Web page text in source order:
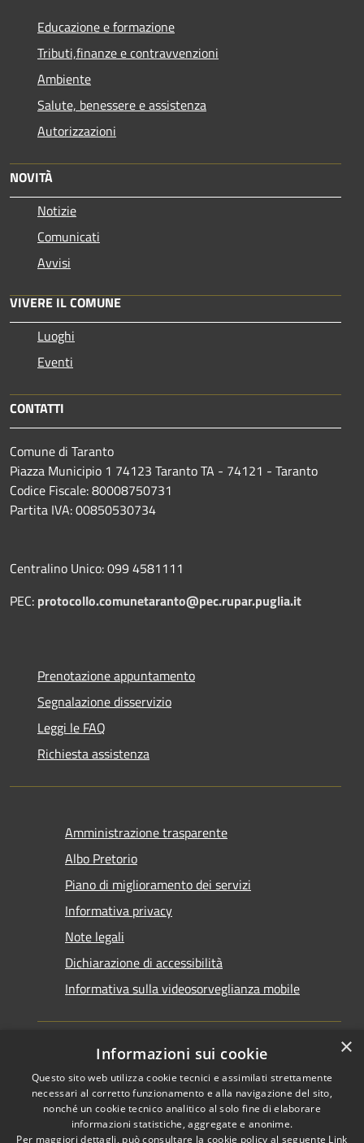
Educazione e formazione
Tributi,finanze e contravvenzioni
Ambiente
Salute, benessere e assistenza
Autorizzazioni
NOVITÀ
Notizie
Comunicati
Avvisi
VIVERE IL COMUNE
Luoghi
Eventi
CONTATTI
Comune di Taranto
Piazza Municipio 1 74123 Taranto TA - 74121 - Taranto
Codice Fiscale: 80008750731
Partita IVA: 00850530734
Centralino Unico: 099 4581111
PEC: protocollo.comunetaranto@pec.rupar.puglia.it
Prenotazione appuntamento
Segnalazione disservizio
Leggi le FAQ
Richiesta assistenza
Amministrazione trasparente
Albo Pretorio
Piano di miglioramento dei servizi
Informativa privacy
Note legali
Dichiarazione di accessibilità
Informativa sulla videosorveglianza mobile
RSS
Accessibilità
Copyright © 2026 • Comune di
Taranto • Powered by
Municipium•Accesso
×
Informazioni sui cookie
Questo sito web utilizza cookie tecnici e assimilati strettamente
necessari al corretto funzionamento e alla navigazione del sito,
nonché un cookie tecnico analitico al solo fine di elaborare
informazioni statistiche, aggregate e anonime.
Per maggiori dettagli, può consultare la cookie policy al seguente Link